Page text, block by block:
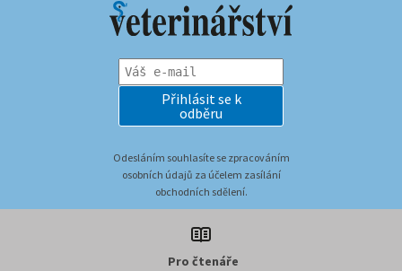
Přihlásit se k
odběru
Odesláním souhlasíte se zpracováním
osobních údajů za účelem zasílání
obchodních sdělení.
Pro čtenáře